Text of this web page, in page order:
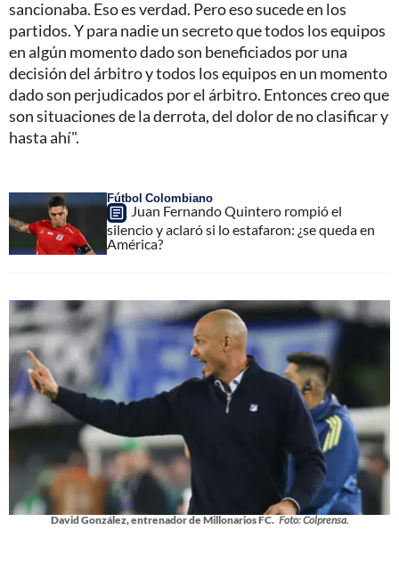
sancionaba. Eso es verdad. Pero eso sucede en los
partidos. Y para nadie un secreto que todos los equipos
en algún momento dado son beneficiados por una
decisión del árbitro y todos los equipos en un momento
dado son perjudicados por el árbitro. Entonces creo que
son situaciones de la derrota, del dolor de no clasificar y
hasta ahí".
Fútbol Colombiano
Juan Fernando Quintero rompió el
silencio y aclaró si lo estafaron: ¿se queda en
América?
David González, entrenador de Millonarios FC. Foto: Colprensa.